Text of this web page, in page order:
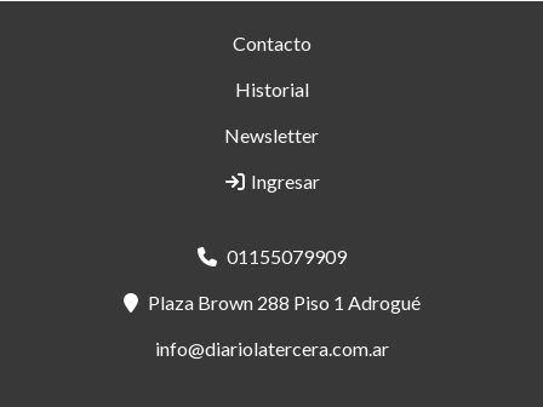
Contacto
Historial
Newsletter
Ingresar
01155079909
Plaza Brown 288 Piso 1 Adrogué
info@diariolatercera.com.ar